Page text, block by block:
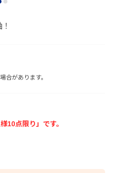
合があります。
10点限り」です。